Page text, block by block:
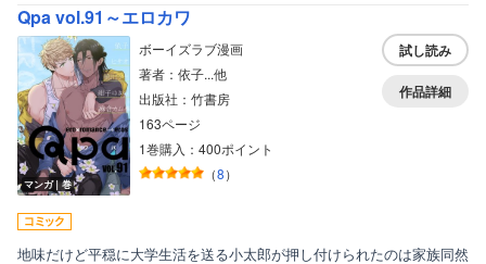
Qpa vol.91～エロカワ
マンガ｜巻
ボーイズラブ漫画
著者：依子...他
出版社：竹書房
163ページ
1巻購入：400ポイント
（8）
試し読み
作品詳細
地味だけど平穏に大学生活を送る小太郎が押し付けられたのは家族同然